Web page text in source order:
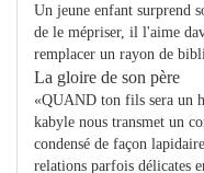
Un jeune enfant surprend
de le mépriser, il l'aime
remplacer un rayon de
La gloire de son père
«QUAND ton fils sera un
kabyle nous transmet un
condensé de façon
relations parfois délicates